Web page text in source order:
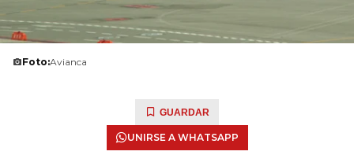
Foto:Avianca
GUARDAR
UNIRSE A WHATSAPP